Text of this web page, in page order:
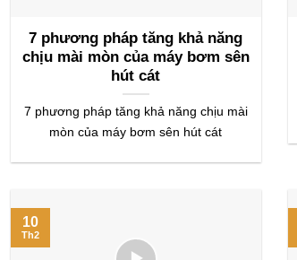
7 phương pháp tăng khả năng
chịu mài mòn của máy bơm sên
hút cát
7 phương pháp tăng khả năng chịu mài
mòn của máy bơm sên hút cát
10
Th2